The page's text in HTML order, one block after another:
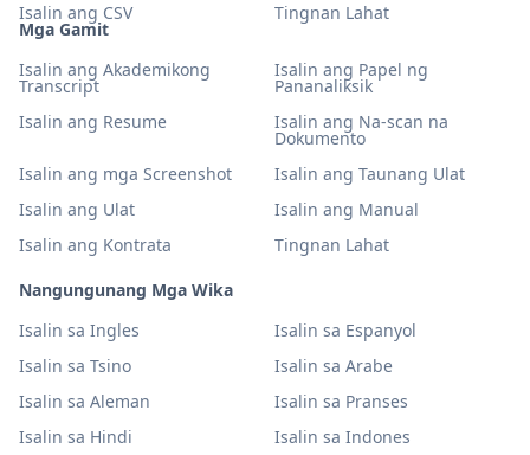
Mga Gamit
Isalin ang Akademikong
Transcript
Isalin ang Papel ng
Pananaliksik
Isalin ang Resume
Isalin ang Na-scan na
Dokumento
Isalin ang mga Screenshot
Isalin ang Taunang Ulat
Isalin ang Ulat
Isalin ang Manual
Isalin ang Kontrata
Tingnan Lahat
Nangungunang Mga Wika
Isalin sa Ingles
Isalin sa Espanyol
Isalin sa Tsino
Isalin sa Arabe
Isalin sa Aleman
Isalin sa Pranses
Isalin sa Hindi
Isalin sa Indones
Isalin ang CSV
Tingnan Lahat